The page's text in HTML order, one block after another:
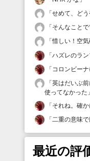
「せめて、どう
「そんなこと
「惜しい！空気
「ハズレのラ
「 コロンビー
「英はだいぶ
使ってなかった 」
「それね。確
「二重の意味
最近の評